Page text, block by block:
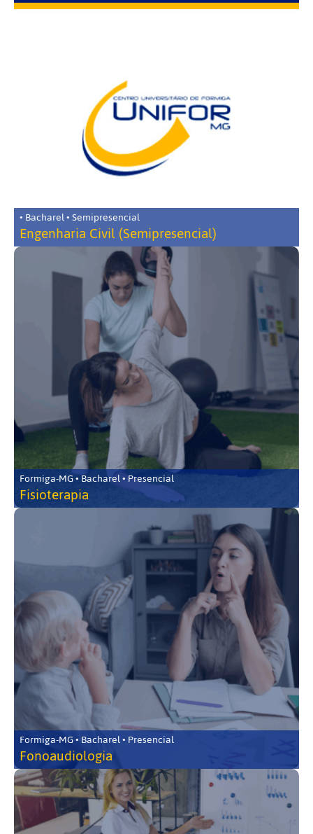
• Bacharel • Semipresencial
Engenharia Civil (Semipresencial)
Formiga-MG • Bacharel • Presencial
Fisioterapia
Formiga-MG • Bacharel • Presencial
Fonoaudiologia